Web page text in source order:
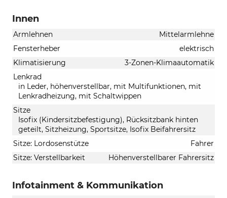
Innen
Armlehnen
Mittelarmlehne
Fensterheber
elektrisch
Klimatisierung
3-Zonen-Klimaautomatik
Lenkrad
in Leder, höhenverstellbar, mit Multifunktionen, mit
Lenkradheizung, mit Schaltwippen
Sitze
Isofix (Kindersitzbefestigung), Rücksitzbank hinten
geteilt, Sitzheizung, Sportsitze, Isofix Beifahrersitz
Sitze: Lordosenstütze
Fahrer
Sitze: Verstellbarkeit
Höhenverstellbarer Fahrersitz
Infotainment & Kommunikation